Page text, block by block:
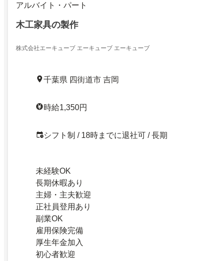
アルバイト・パート
木工家具の製作
株式会社エーキューブ エーキューブ エーキューブ
千葉県 四街道市 吉岡
時給1,350円
シフト制 / 18時までに退社可 / 長期
未経験OK
長期休暇あり
主婦・主夫歓迎
正社員登用あり
副業OK
雇用保険完備
厚生年金加入
初心者歓迎